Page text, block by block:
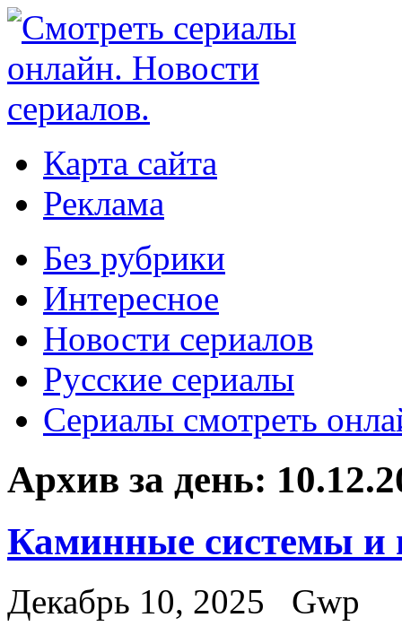
Карта сайта
Реклама
Без рубрики
Интересное
Новости сериалов
Русские сериалы
Сериалы смотреть
Архив за день:
Каминные системы и
Декабрь 10, 2025
Gwp